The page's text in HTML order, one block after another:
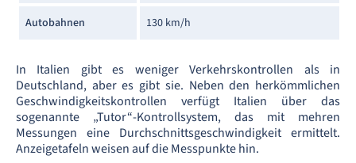
Autobahnen 130 km/h
In Italien gibt es weniger Verkehrskontrollen als in
Deutschland, aber es gibt sie. Neben den herkömmlichen
Geschwindigkeitskontrollen verfügt Italien über das
sogenannte „Tutor“-Kontrollsystem, das mit mehren
Messungen eine Durchschnittsgeschwindigkeit ermittelt.
Anzeigetafeln weisen auf die Messpunkte hin.